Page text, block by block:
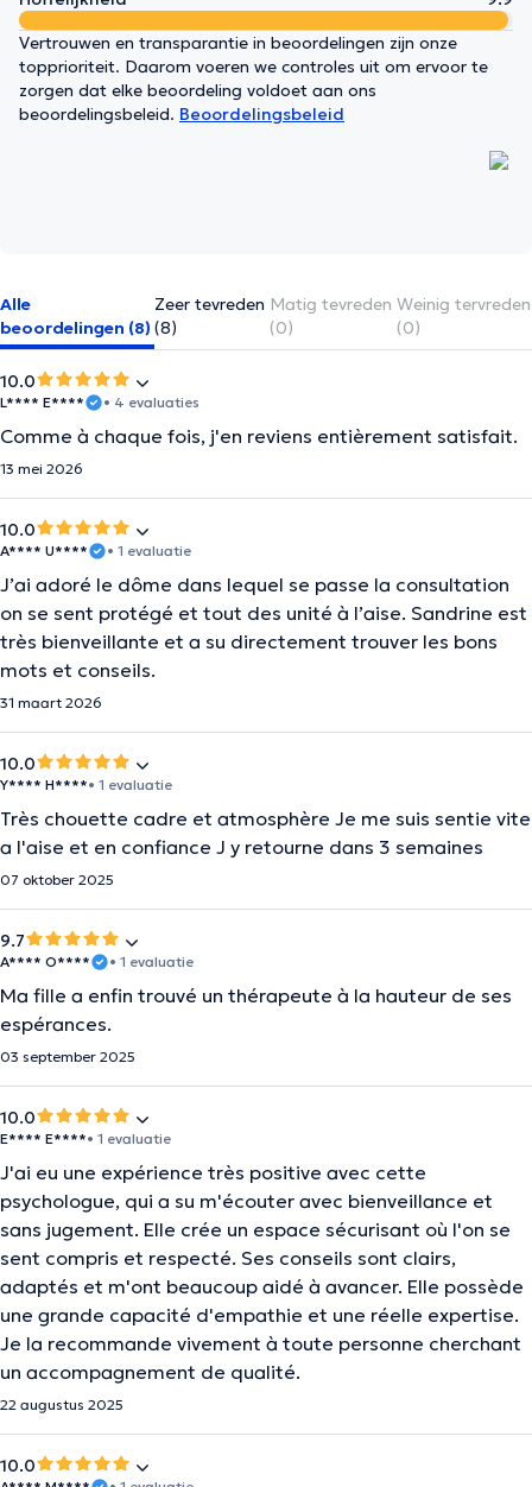
Vertrouwen en transparantie in beoordelingen zijn onze
topprioriteit. Daarom voeren we controles uit om ervoor te
zorgen dat elke beoordeling voldoet aan ons
beoordelingsbeleid. Beoordelingsbeleid
Alle
beoordelingen (8)
Zeer tevreden
(8)
Matig tevreden
(0)
Weinig tervreden
(0)
10.0
L**** E**** • 4 evaluaties
Comme à chaque fois, j'en reviens entièrement satisfait.
13 mei 2026
10.0
A**** U**** • 1 evaluatie
J’ai adoré le dôme dans lequel se passe la consultation
on se sent protégé et tout des unité à l’aise. Sandrine est
très bienveillante et a su directement trouver les bons
mots et conseils.
31 maart 2026
10.0
Y**** H****• 1 evaluatie
Très chouette cadre et atmosphère Je me suis sentie vite
a l'aise et en confiance J y retourne dans 3 semaines
07 oktober 2025
9.7
A**** O**** • 1 evaluatie
Ma fille a enfin trouvé un thérapeute à la hauteur de ses
espérances.
03 september 2025
10.0
E**** E****• 1 evaluatie
J'ai eu une expérience très positive avec cette
psychologue, qui a su m'écouter avec bienveillance et
sans jugement. Elle crée un espace sécurisant où l'on se
sent compris et respecté. Ses conseils sont clairs,
adaptés et m'ont beaucoup aidé à avancer. Elle possède
une grande capacité d'empathie et une réelle expertise.
Je la recommande vivement à toute personne cherchant
un accompagnement de qualité.
22 augustus 2025
10.0